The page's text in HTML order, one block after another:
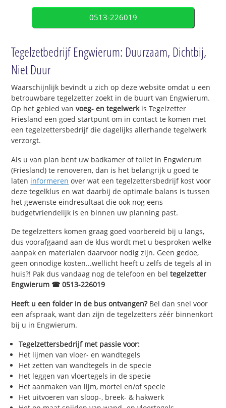
0513-226019
Tegelzetbedrijf Engwierum: Duurzaam, Dichtbij,
Niet Duur
Waarschijnlijk bevindt u zich op deze website omdat u een
betrouwbare tegelzetter zoekt in de buurt van Engwierum.
Op het gebied van voeg- en tegelwerkis Tegelzetter
Friesland een goed startpunt om in contact te komen met
een tegelzettersbedrijf die dagelijks allerhande tegelwerk
verzorgt.
Als u van plan bent uw badkamer of toilet in Engwierum
(Friesland) te renoveren, dan is het belangrijk u goed te
laten informeren over wat een tegelzettersbedrijf kost voor
deze tegelklus en wat daarbij de optimale balans is tussen
het gewenste eindresultaat die ook nog eens
budgetvriendelijk is en binnen uw planning past.
De tegelzetters komen graag goed voorbereid bij u langs,
dus voorafgaand aan de klus wordt met u besproken welke
aanpak en materialen daarvoor nodig zijn. Geen gedoe,
geen onnodige kosten...wellicht heeft u zelfs de tegels al in
huis?! Pak dus vandaag nog de telefoon en beltegelzetter
Engwierum ☎ 0513-226019
Heeft u een folder in de bus ontvangen?Bel dan snel voor
een afspraak, want dan zijn de tegelzetters zéér binnenkort
bij u in Engwierum.
Tegelzettersbedrijf met passie voor:
Het lijmen van vloer- en wandtegels
Het zetten van wandtegels in de specie
Het leggen van vloertegels in de specie
Het aanmaken van lijm, mortel en/of specie
Het uitvoeren van sloop-, breek- & hakwerk